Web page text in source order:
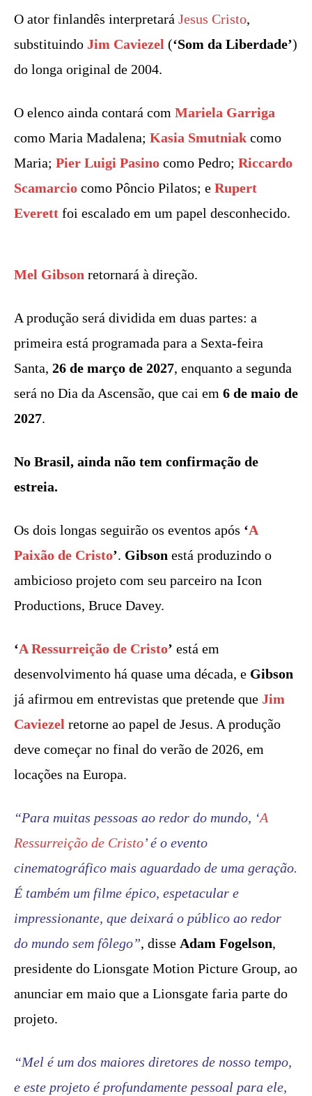
O ator finlandês interpretará Jesus Cristo,
substituindo Jim Caviezel (‘Som da Liberdade’)
do longa original de 2004.
O elenco ainda contará com Mariela Garriga
como Maria Madalena; Kasia Smutniak como
Maria; Pier Luigi Pasino como Pedro; Riccardo
Scamarcio como Pôncio Pilatos; e Rupert
Everett foi escalado em um papel desconhecido.
Mel Gibson retornará à direção.
A produção será dividida em duas partes: a
primeira está programada para a Sexta-feira
Santa, 26 de março de 2027, enquanto a segunda
será no Dia da Ascensão, que cai em 6 de maio de
2027.
No Brasil, ainda não tem confirmação de
estreia.
Os dois longas seguirão os eventos após ‘A
Paixão de Cristo’. Gibson está produzindo o
ambicioso projeto com seu parceiro na Icon
Productions, Bruce Davey.
‘A Ressurreição de Cristo’ está em
desenvolvimento há quase uma década, e Gibson
já afirmou em entrevistas que pretende que Jim
Caviezel retorne ao papel de Jesus. A produção
deve começar no final do verão de 2026, em
locações na Europa.
“Para muitas pessoas ao redor do mundo, ‘A
Ressurreição de Cristo’ é o evento
cinematográfico mais aguardado de uma geração.
É também um filme épico, espetacular e
impressionante, que deixará o público ao redor
do mundo sem fôlego”, disse Adam Fogelson,
presidente do Lionsgate Motion Picture Group, ao
anunciar em maio que a Lionsgate faria parte do
projeto.
“Mel é um dos maiores diretores de nosso tempo,
e este projeto é profundamente pessoal para ele,